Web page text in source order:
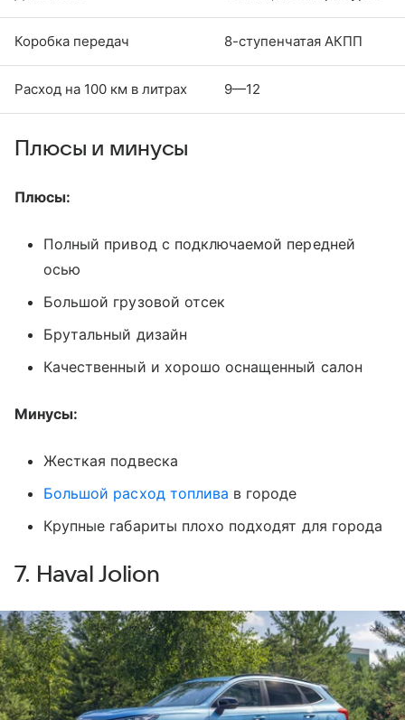
Коробка передач 8-ступенчатая АКПП
Расход на 100 км в литрах 9—12
Плюсы и минусы
Плюсы:
Полный привод с подключаемой передней
осью
Большой грузовой отсек
Брутальный дизайн
Качественный и хорошо оснащенный салон
Минусы:
Жесткая подвеска
Большой расход топлива в городе
Крупные габариты плохо подходят для города
7. Haval Jolion